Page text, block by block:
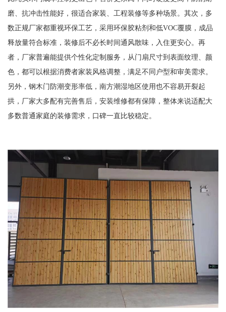
磨、抗冲击性能好，很适合家装、工程装修等多种场景。其次，多
数正规厂家都重视环保工艺，采用环保胶粘剂和低VOC覆膜，成品
释放量符合标准，装修后不必长时间通风散味，入住更安心。再
者，厂家普遍能提供个性化定制服务，从门扇尺寸到表面纹理、颜
色，都可以根据消费者家装风格调整，满足不同户型和审美需求。
另外，钢木门防潮变形率低，南方潮湿地区使用也不容易开裂起
拱，厂家大多配有完善售后，安装维修都有保障，整体来说适配大
多数普通家庭的装修需求，口碑一直比较稳定。